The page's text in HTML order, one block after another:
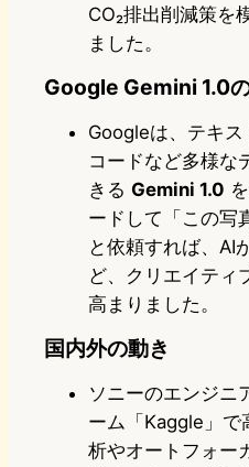
CO₂排出削減策を
ました。
Google Gemini 1.0
Googleは、テキス
コードなど多様な
きる Gemini 1.0
ードして「この写
と依頼すれば、AI
ど、クリエイティ
高まりました。
国内外の動き
ソニーのエンジニ
ーム「Kaggle」で
析やオートフォー